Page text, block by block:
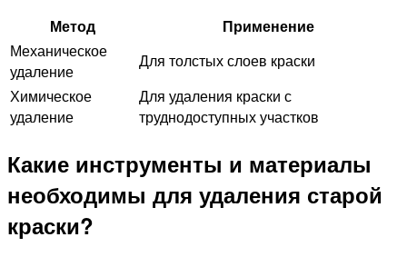
Метод
Применение
Механическое
удаление
Для толстых слоев краски
Химическое
удаление
Для удаления краски с
труднодоступных участков
Какие инструменты и материалы
необходимы для удаления старой
краски?